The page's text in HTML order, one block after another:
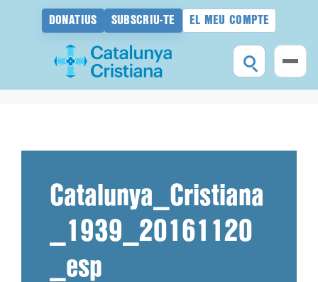
DONATIUS SUBSCRIU-TE EL MEU COMPTE
Catalunya_Cristiana
_1939_20161120
_esp